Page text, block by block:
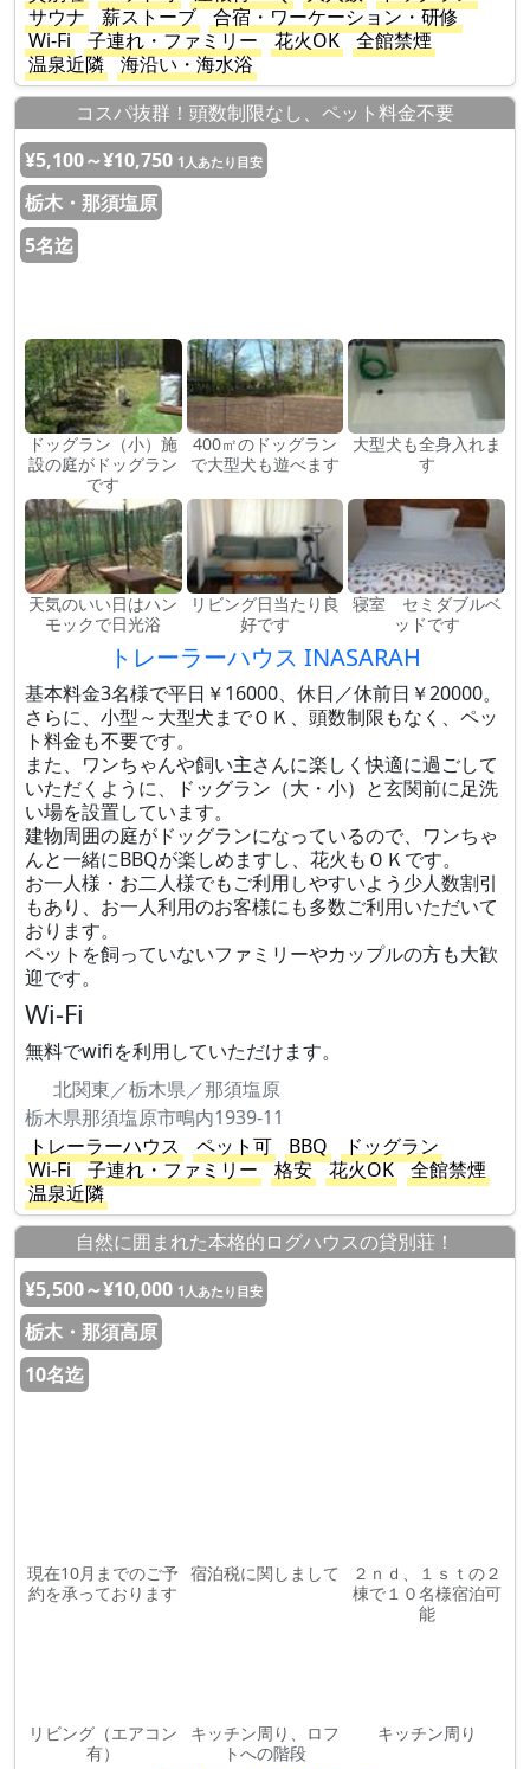
サウナ
薪ストーブ
合宿・ワーケーション・研修
Wi-Fi
子連れ・ファミリー 花火OK
全館禁煙
温泉近隣
海沿い・海水浴
コスパ抜群！頭数制限なし、ペット料金不要
¥5,100～¥10,750 1人あたり目安
栃木・那須塩原
5名迄
ドッグラン（小）施
設の庭がドッグラン
です
400㎡のドッグラン
で大型犬も遊べます
大型犬も全身入れま
す
天気のいい日はハン
モックで日光浴
リビング日当たり良
好です
寝室 セミダブルベ
ッドです
トレーラーハウス INASARAH
基本料金3名様で平日￥16000、休日／休前日￥20000。
さらに、小型～大型犬までＯＫ、頭数制限もなく、ペッ
ト料金も不要です。
また、ワンちゃんや飼い主さんに楽しく快適に過ごして
いただくように、ドッグラン（大・小）と玄関前に足洗
い場を設置しています。
建物周囲の庭がドッグランになっているので、ワンちゃ
んと一緒にBBQが楽しめますし、花火もＯＫです。
お一人様・お二人様でもご利用しやすいよう少人数割引
もあり、お一人利用のお客様にも多数ご利用いただいて
おります。
ペットを飼っていないファミリーやカップルの方も大歓
迎です。
Wi-Fi
無料でwifiを利用していただけます。
北関東／栃木県／那須塩原
栃木県那須塩原市鴫内1939-11
トレーラーハウス
ペット可 BBQ
ドッグラン
Wi-Fi
子連れ・ファミリー 格安 花火OK
全館禁煙
温泉近隣
自然に囲まれた本格的ログハウスの貸別荘！
¥5,500～¥10,000 1人あたり目安
栃木・那須高原
10名迄
現在10月までのご予
約を承っております
宿泊税に関しまして
２ｎｄ、１ｓｔの２
棟で１０名様宿泊可
能
リビング（エアコン
有）
キッチン周り、ロフ
トへの階段
キッチン周り